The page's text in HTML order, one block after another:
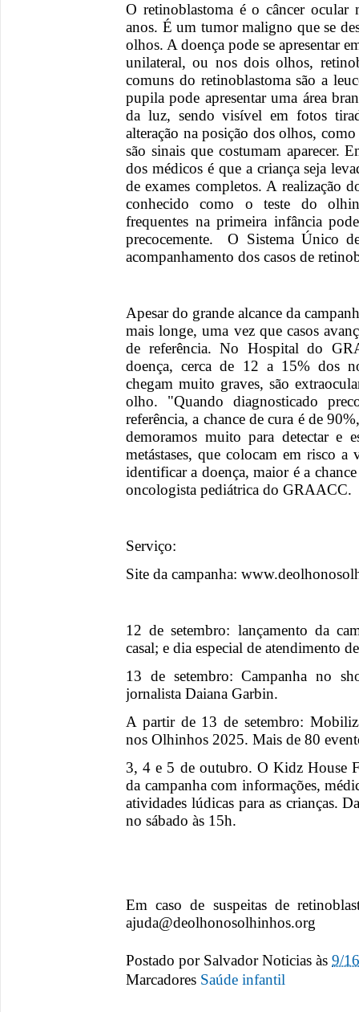
O retinoblastoma é o câncer ocular
anos. É um tumor maligno que se
olhos. A doença pode se apresentar
unilateral, ou nos dois olhos,
comuns do retinoblastoma são a
pupila pode apresentar uma área
da luz, sendo visível em fotos
alteração na posição dos olhos,
são sinais que costumam aparecer.
dos médicos é que a criança seja
de exames completos. A realização
conhecido como o teste do
frequentes na primeira infância
precocemente. O Sistema Único
acompanhamento dos casos de
Apesar do grande alcance da
mais longe, uma vez que casos
de referência. No Hospital do
doença, cerca de 12 a 15% dos
chegam muito graves, são
olho. "Quando diagnosticado
referência, a chance de cura é de
demoramos muito para detectar e
metástases, que colocam em risco
identificar a doença, maior é a
oncologista pediátrica do GRAACC.
Serviço:
Site da campanha:
12 de setembro: lançamento da
casal; e dia especial de atendimento
13 de setembro: Campanha no
jornalista Daiana Garbin.
A partir de 13 de setembro:
nos Olhinhos 2025. Mais de 80
3, 4 e 5 de outubro. O Kidz House
da campanha com informações,
atividades lúdicas para as crianças.
no sábado às 15h.
Em caso de suspeitas de
ajuda@deolhonosolhinhos.org
Postado por Salvador Noticias às 9/
Marcadores Saúde infantil